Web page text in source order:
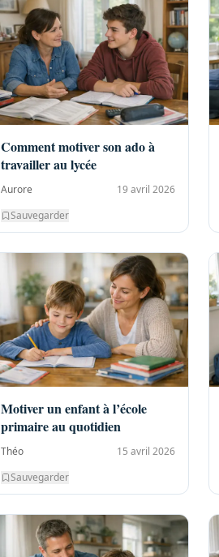
Comment motiver son ado à
travailler au lycée
Aurore
19 avril 2026
Sauvegarder
Motiver un enfant à l’école
primaire au quotidien
Théo
15 avril 2026
Sauvegarder